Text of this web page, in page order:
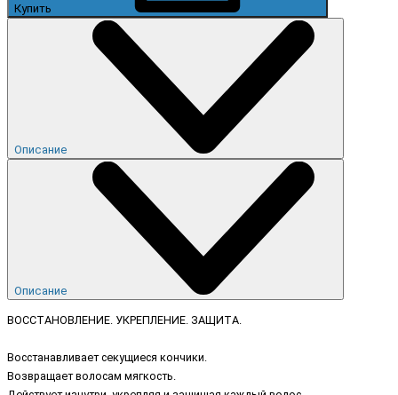
Купить
Описание
Описание
ВОССТАНОВЛЕНИЕ. УКРЕПЛЕНИЕ. ЗАЩИТА.
Восстанавливает секущиеся кончики.
Возвращает волосам мягкость.